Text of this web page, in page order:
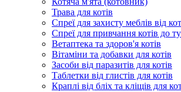
Трава для котів
Спреї для захисту меблів від
Спреї для привчання котів до
Ветаптека та здоров'я котів
Вітаміни та добавки для котів
Засоби від паразитів для котів
Таблетки від глистів для котів
Краплі від бліх та кліщів для